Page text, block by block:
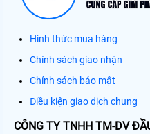
Hình thức mua hàng
Chính sách giao nhận
Chính sách bảo mật
Điều kiện giao dịch chung
CÔNG TY TNHH TM-DV